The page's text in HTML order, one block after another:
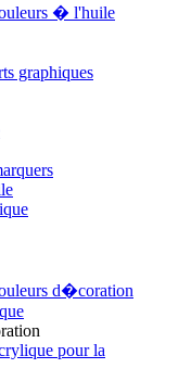
� l'huile
graphiques
d�coration
pour la